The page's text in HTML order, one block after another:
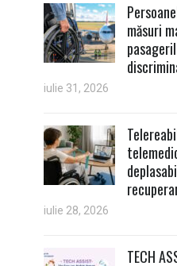
măsuri
iulie 31, 2026
iulie 28, 2026
TECH